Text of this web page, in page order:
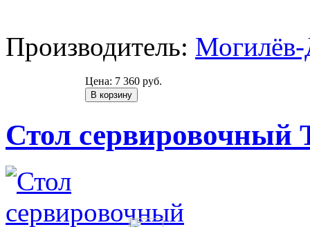
Производитель:
Цена: 7 360 руб.
Стол сервировочный